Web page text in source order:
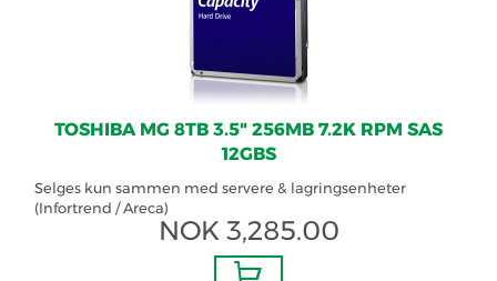
TOSHIBA MG 8TB 3.5" 256MB 7.2K RPM SAS
12GBS
Selges kun sammen med servere & lagringsenheter
(Infortrend / Areca)
NOK 3,285.00